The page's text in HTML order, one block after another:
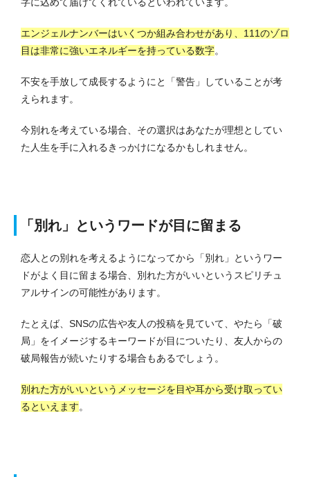
エンジェルナンバーはいくつか組み合わせがあり、111のゾロ
目は非常に強いエネルギーを持っている数字。
不安を手放して成長するようにと「警告」していることが考
えられます。
今別れを考えている場合、その選択はあなたが理想としてい
た人生を手に入れるきっかけになるかもしれません。
「別れ」というワードが目に留まる
恋人との別れを考えるようになってから「別れ」というワー
ドがよく目に留まる場合、別れた方がいいというスピリチュ
アルサインの可能性があります。
たとえば、SNSの広告や友人の投稿を見ていて、やたら「破
局」をイメージするキーワードが目についたり、友人からの
破局報告が続いたりする場合もあるでしょう。
別れた方がいいというメッセージを目や耳から受け取ってい
るといえます。